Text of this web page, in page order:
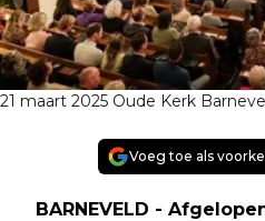
21 maart 2025 Oude Kerk
Voeg toe als
BARNEVELD -